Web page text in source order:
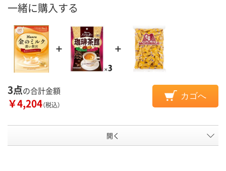
一緒に購入する
3点の合計金額
￥4,204（税込）
カゴへ
開く